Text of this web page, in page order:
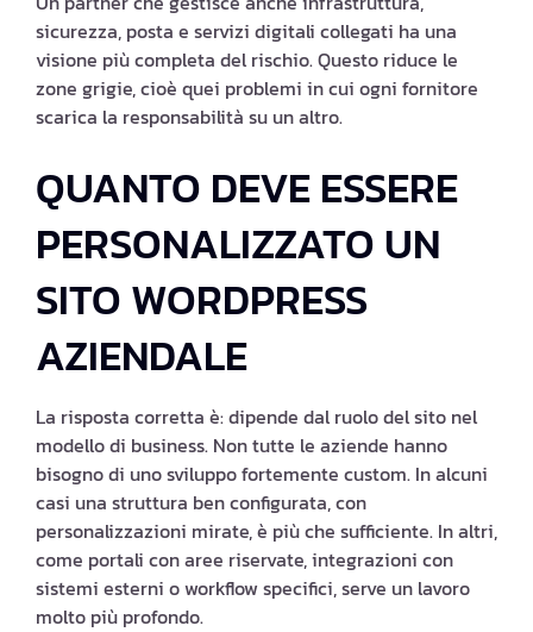
sicurezza, posta e servizi digitali collegati ha una
visione più completa del rischio. Questo riduce le
zone grigie, cioè quei problemi in cui ogni fornitore
scarica la responsabilità su un altro.
QUANTO DEVE ESSERE
PERSONALIZZATO UN
SITO WORDPRESS
AZIENDALE
La risposta corretta è: dipende dal ruolo del sito nel
modello di business. Non tutte le aziende hanno
bisogno di uno sviluppo fortemente custom. In alcuni
casi una struttura ben configurata, con
personalizzazioni mirate, è più che sufficiente. In altri,
come portali con aree riservate, integrazioni con
sistemi esterni o workflow specifici, serve un lavoro
molto più profondo.